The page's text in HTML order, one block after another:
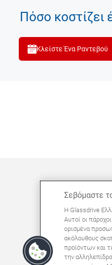
Πόσο κοστίζει
Κλείστε Ένα Ραντεβού
ΜΠΟΡΕΊ
Συχνές
Σχετικά
Σεβόμαστε
Η Glassdrive
Αυτοί οι
ορισμένα
ακόλουθους
προϊόντων και
την